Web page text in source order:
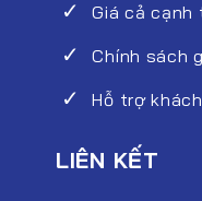
Giá cả cạnh
Chính sách
Hỗ trợ
LIÊN KẾT